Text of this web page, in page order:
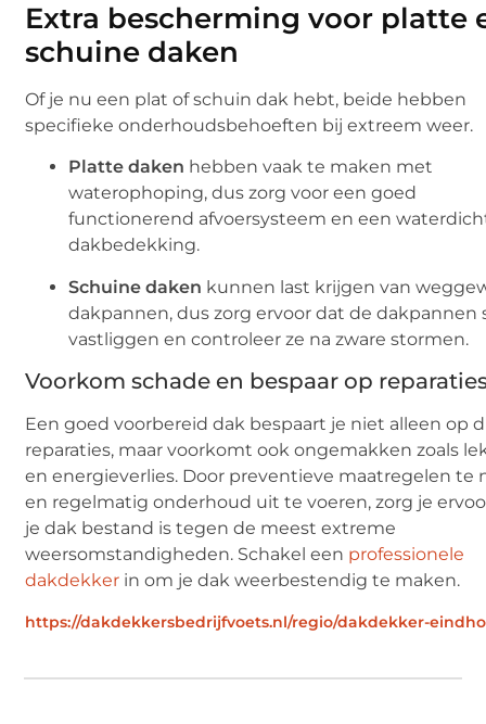
Extra bescherming voor platte
schuine daken
Of je nu een plat of schuin dak hebt, beide hebben
specifieke onderhoudsbehoeften bij extreem weer.
Platte daken hebben vaak te maken met
waterophoping, dus zorg voor een goed
functionerend afvoersysteem en een
dakbedekking.
Schuine daken kunnen last krijgen van
dakpannen, dus zorg ervoor dat de dakpannen
vastliggen en controleer ze na zware stormen.
Voorkom schade en bespaar op
Een goed voorbereid dak bespaart je niet alleen op
reparaties, maar voorkomt ook ongemakken zoals
en energieverlies. Door preventieve maatregelen te
en regelmatig onderhoud uit te voeren, zorg je
je dak bestand is tegen de meest extreme
weersomstandigheden. Schakel een professionele
dakdekker in om je dak weerbestendig te maken.
https://dakdekkersbedrijfvoets.nl/regio/dakdekker-